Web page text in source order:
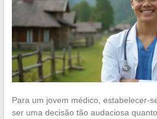
Para um jovem médico, estabelecer-
ser uma decisão tão audaciosa